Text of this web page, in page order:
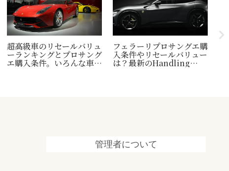
超高級車のリセールバリュ
ーランキングとプロサング
エ購入条件。いろんな車の
フェラーリプロサングエ購
入条件やリセールバリュー
は？最新のHandling
管理者について